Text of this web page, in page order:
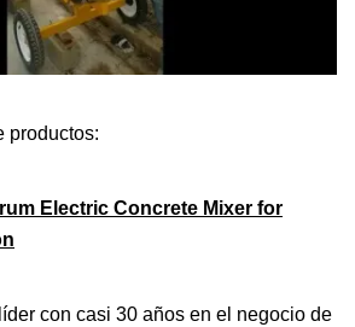
productos:
con casi 30 años en el negocio de